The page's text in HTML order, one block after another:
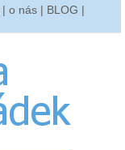
| o nás | BLOG |